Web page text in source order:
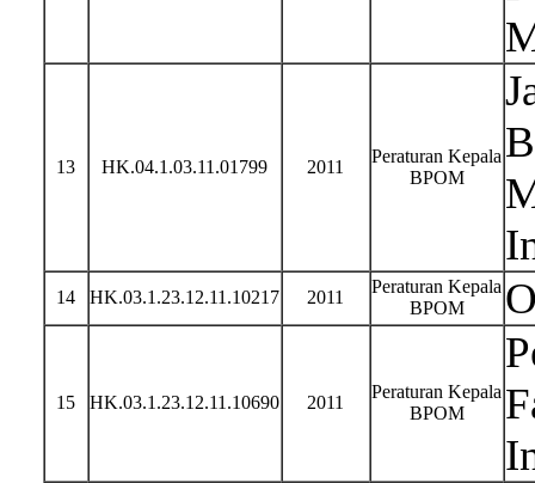
13 HK.04.1.03.11.01799 2011
Peraturan Kepala
BPOM
14 HK.03.1.23.12.11.10217 2011
Peraturan Kepala
BPOM
15 HK.03.1.23.12.11.10690 2011
Peraturan Kepala
BPOM